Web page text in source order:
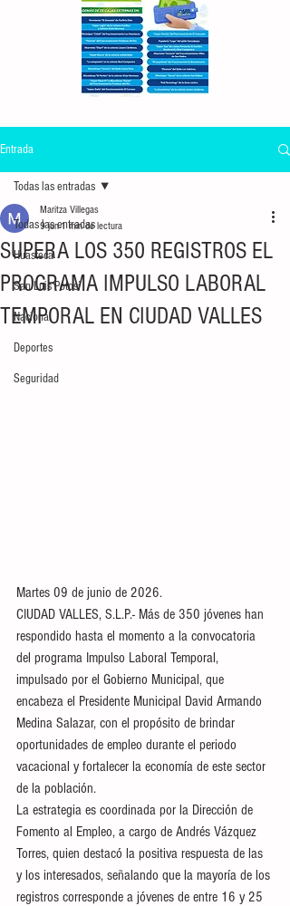
Entrada
Todas las entradas
Huasteca
San Luis Potosí
Nacional
Deportes
Seguridad
Todas las entradas
SUPERA LOS 350 REGISTROS EL
PROGRAMA IMPULSO LABORAL
TEMPORAL EN CIUDAD VALLES
Maritza Villegas
9 jun1 min de lectura
Martes 09 de junio de 2026.
CIUDAD VALLES, S.L.P.- Más de 350 jóvenes han
respondido hasta el momento a la convocatoria
del programa Impulso Laboral Temporal,
impulsado por el Gobierno Municipal, que
encabeza el Presidente Municipal David Armando
Medina Salazar, con el propósito de brindar
oportunidades de empleo durante el periodo
vacacional y fortalecer la economía de este sector
de la población.
La estrategia es coordinada por la Dirección de
Fomento al Empleo, a cargo de Andrés Vázquez
Torres, quien destacó la positiva respuesta de las
y los interesados, señalando que la mayoría de los
registros corresponde a jóvenes de entre 16 y 25